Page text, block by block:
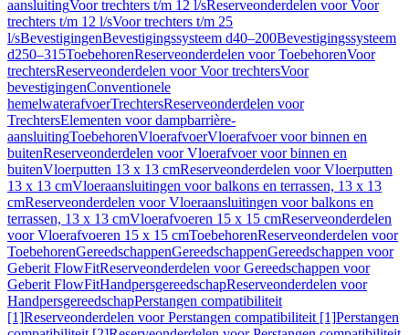
aansluitingVoor trechters t/m 12 l/sReserveonderdelen voor Voor
trechters t/m 12 l/sVoor trechters t/m 25
l/sBevestigingenBevestigingssysteem d40–200Bevestigingssysteem
d250–315ToebehorenReserveonderdelen voor ToebehorenVoor
trechtersReserveonderdelen voor Voor trechtersVoor
bevestigingenConventionele
hemelwaterafvoerTrechtersReserveonderdelen voor
TrechtersElementen voor dampbarrière-
aansluitingToebehorenVloerafvoerVloerafvoer voor binnen en
buitenReserveonderdelen voor Vloerafvoer voor binnen en
buitenVloerputten 13 x 13 cmReserveonderdelen voor Vloerputten
13 x 13 cmVloeraansluitingen voor balkons en terrassen, 13 x 13
cmReserveonderdelen voor Vloeraansluitingen voor balkons en
terrassen, 13 x 13 cmVloerafvoeren 15 x 15 cmReserveonderdelen
voor Vloerafvoeren 15 x 15 cmToebehorenReserveonderdelen voor
ToebehorenGereedschappenGereedschappenGereedschappen voor
Geberit FlowFitReserveonderdelen voor Gereedschappen voor
Geberit FlowFitHandpersgereedschapReserveonderdelen voor
HandpersgereedschapPerstangen compatibiliteit
[1]Reserveonderdelen voor Perstangen compatibiliteit [1]Perstangen